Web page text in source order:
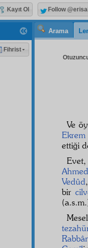
Arama
Ve
Ekrem
ettiği
Evet,
Vedûd
bir
Fihrist
Kayıt Ol Follow